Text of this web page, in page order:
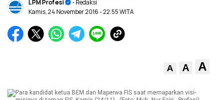
LPM Profesi
- Redaksi
Kamis, 24 November 2016- 22:55 WITA
A A A